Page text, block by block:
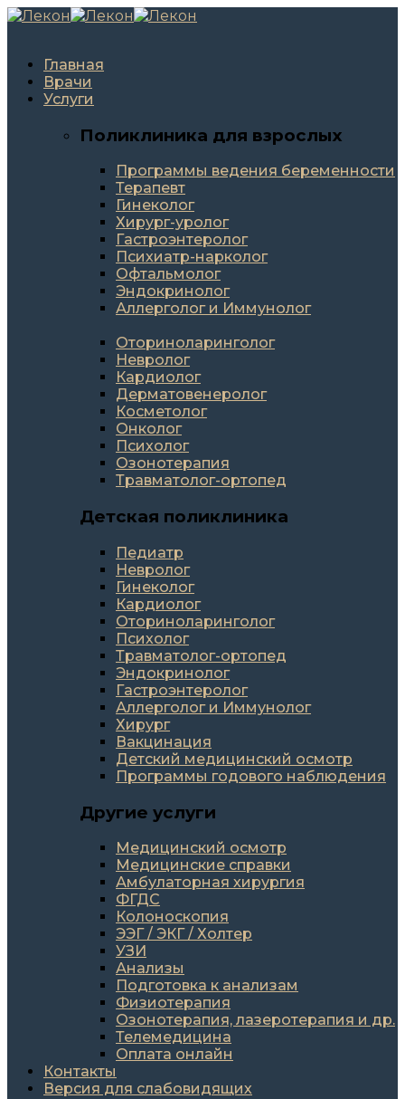
Главная
Врачи
Услуги
Поликлиника для взрослых
Программы ведения беременности
Терапевт
Гинеколог
Хирург-уролог
Гастроэнтеролог
Психиатр-нарколог
Офтальмолог
Эндокринолог
Аллерголог и Иммунолог
Оториноларинголог
Невролог
Кардиолог
Дерматовенеролог
Косметолог
Онколог
Психолог
Озонотерапия
Травматолог-ортопед
Детская поликлиника
Педиатр
Невролог
Гинеколог
Кардиолог
Оториноларинголог
Психолог
Травматолог-ортопед
Эндокринолог
Гастроэнтеролог
Аллерголог и Иммунолог
Хирург
Вакцинация
Детский медицинский осмотр
Программы годового наблюдения
Другие услуги
Медицинский осмотр
Медицинские справки
Амбулаторная хирургия
ФГДС
Колоноскопия
ЭЭГ / ЭКГ / Холтер
УЗИ
Анализы
Подготовка к анализам
Физиотерапия
Озонотерапия, лазеротерапия и др.
Телемедицина
Оплата онлайн
Контакты
Версия для слабовидящих